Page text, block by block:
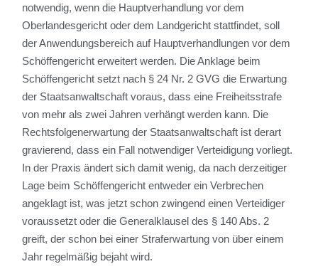
notwendig, wenn die Hauptverhandlung vor dem
Oberlandesgericht oder dem Landgericht stattfindet, soll
der Anwendungsbereich auf Hauptverhandlungen vor dem
Schöffengericht erweitert werden. Die Anklage beim
Schöffengericht setzt nach § 24 Nr. 2 GVG die Erwartung
der Staatsanwaltschaft voraus, dass eine Freiheitsstrafe
von mehr als zwei Jahren verhängt werden kann. Die
Rechtsfolgenerwartung der Staatsanwaltschaft ist derart
gravierend, dass ein Fall notwendiger Verteidigung vorliegt.
In der Praxis ändert sich damit wenig, da nach derzeitiger
Lage beim Schöffengericht entweder ein Verbrechen
angeklagt ist, was jetzt schon zwingend einen Verteidiger
voraussetzt oder die Generalklausel des § 140 Abs. 2
greift, der schon bei einer Straferwartung von über einem
Jahr regelmäßig bejaht wird.